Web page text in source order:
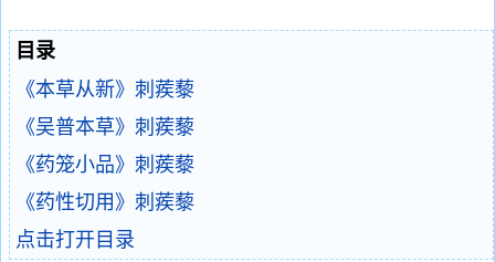
目录
《本草从新》刺蒺藜
《吴普本草》刺蒺藜
《药笼小品》刺蒺藜
《药性切用》刺蒺藜
点击打开目录